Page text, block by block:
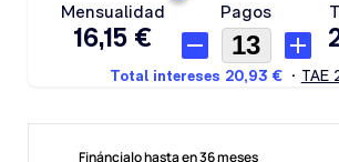
Fináncialo hasta en 36 meses